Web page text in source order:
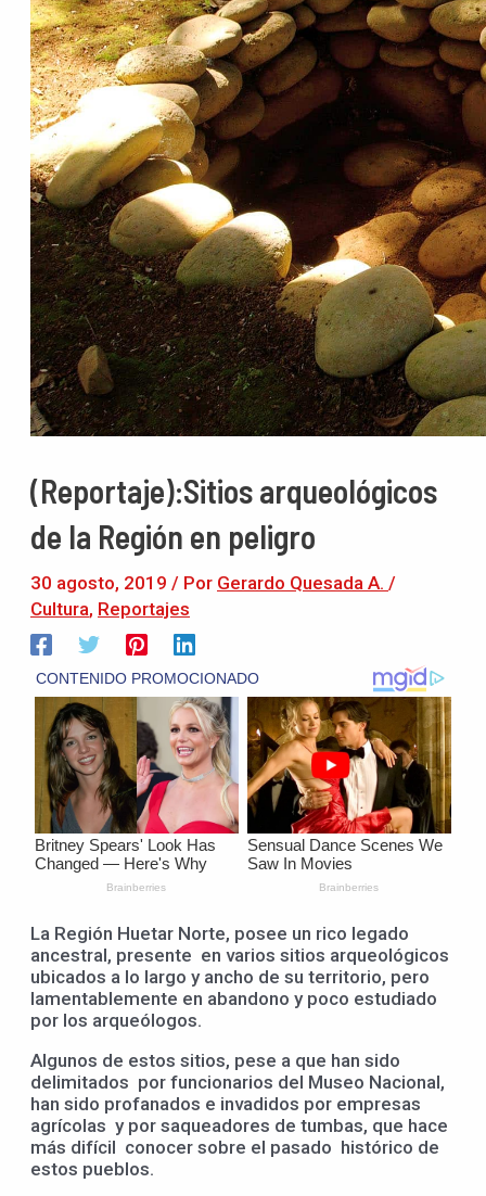
(Reportaje):Sitios arqueológicos
de la Región en peligro
30 agosto, 2019 / Por Gerardo Quesada A. /
Cultura, Reportajes
La Región Huetar Norte, posee un rico legado
ancestral, presente en varios sitios arqueológicos
ubicados a lo largo y ancho de su territorio, pero
lamentablemente en abandono y poco estudiado
por los arqueólogos.
Algunos de estos sitios, pese a que han sido
delimitados por funcionarios del Museo Nacional,
han sido profanados e invadidos por empresas
agrícolas y por saqueadores de tumbas, que hace
más difícil conocer sobre el pasado histórico de
estos pueblos.